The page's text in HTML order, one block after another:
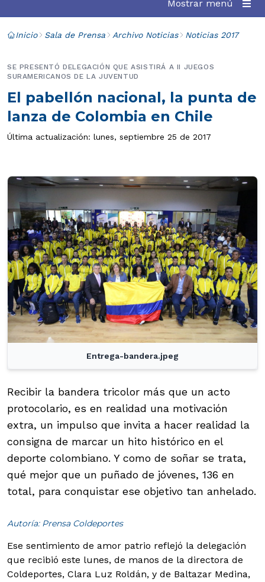
Mostrar menú
Inicio Sala de Prensa Archivo Noticias Noticias 2017
El pabellón nacional, la punta de
lanza de Colombia en Chile
SE PRESENTÓ DELEGACIÓN QUE ASISTIRÁ A II JUEGOS
SURAMERICANOS DE LA JUVENTUD
Última actualización: lunes, septiembre 25 de 2017
Entrega-bandera.jpeg
Recibir la bandera tricolor más que un acto
protocolario, es en realidad una motivación
extra, un impulso que invita a hacer realidad la
consigna de marcar un hito histórico en el
deporte colombiano. Y como de soñar se trata,
qué mejor que un puñado de jóvenes, 136 en
total, para conquistar ese objetivo tan anhelado.
Autoría: Prensa Coldeportes
Ese sentimiento de amor patrio reflejó la delegación
que recibió este lunes, de manos de la directora de
Coldeportes, Clara Luz Roldán, y de Baltazar Medina,